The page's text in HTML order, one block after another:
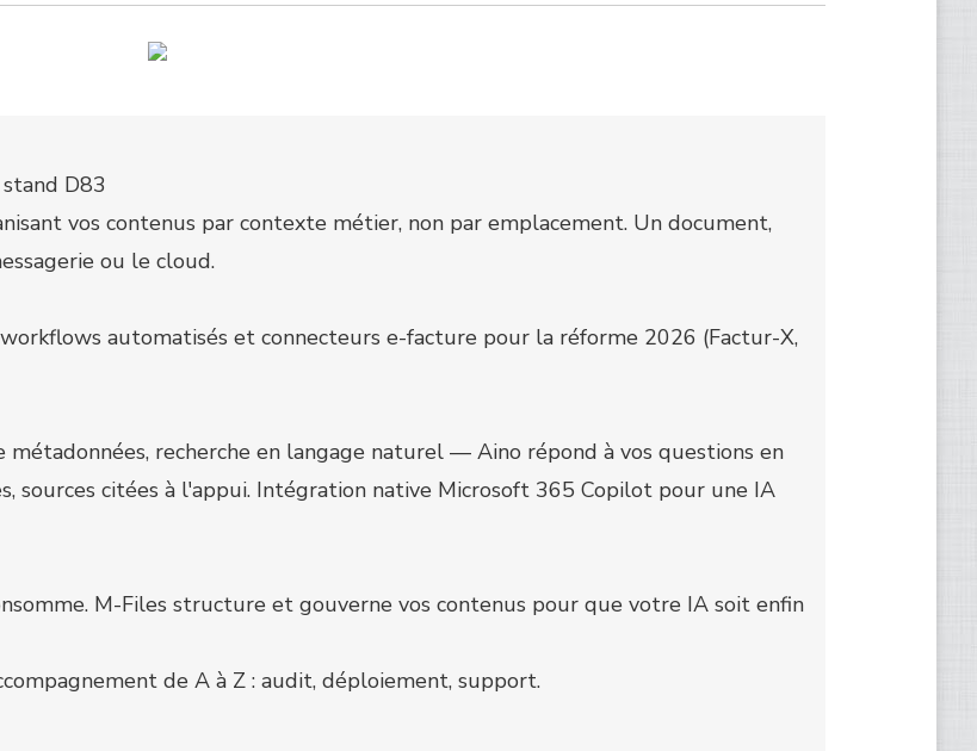
D83
vos contenus par contexte métier, non par emplacement. Un document,
ou le cloud.
automatisés et connecteurs e-facture pour la réforme 2026 (Factur-X,
recherche en langage naturel — Aino répond à vos questions en
sources citées à l'appui. Intégration native Microsoft 365 Copilot pour une IA
M-Files structure et gouverne vos contenus pour que votre IA soit enfin
de A à Z : audit, déploiement, support.